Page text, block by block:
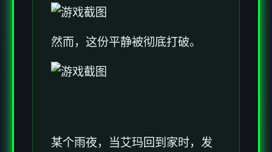
然而，这份平静被彻底打破。
某个雨夜，当艾玛回到家时，发